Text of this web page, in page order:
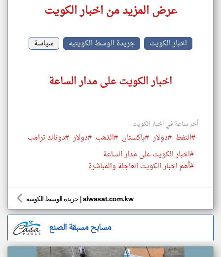
عرض المزيد من اخبار الكويت
اخبار الكويت جريدة الوسط الكويتيه سياسة
اخبار الكويت على مدار الساعة
أخر ساعة في اخبار الكويت
#النفط #دولار #باكستان #الذهب #دولار #دونالد ترامب
#اخبار الكويت على مدار الساعة
#أهم اخبار الكويت العاجلة والمباشرة
جريدة الوسط الكويتيه |alwasat.com.kw
مسابح مسبقة الصنع